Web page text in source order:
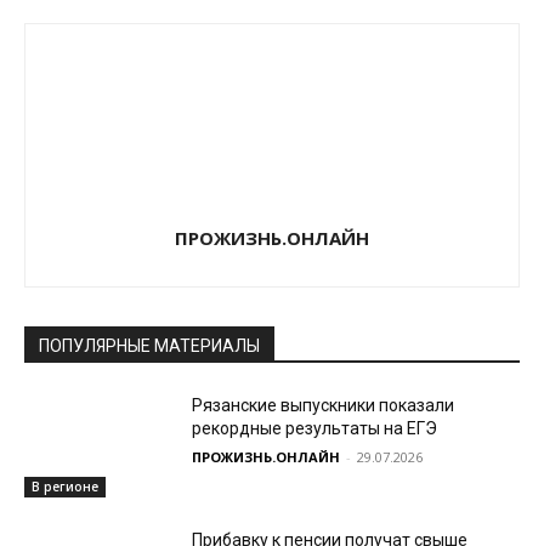
ПРОЖИЗНЬ.ОНЛАЙН
ПОПУЛЯРНЫЕ МАТЕРИАЛЫ
В регионе
Рязанские выпускники показали
рекордные результаты на ЕГЭ
ПРОЖИЗНЬ.ОНЛАЙН - 29.07.2026
Прибавку к пенсии получат свыше